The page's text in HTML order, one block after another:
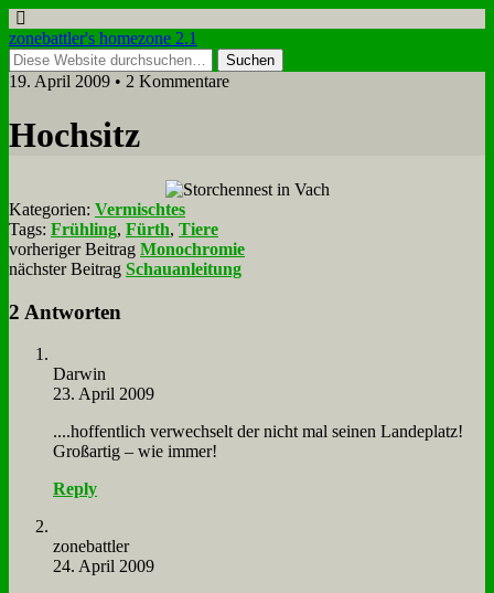
zonebattler's homezone 2.1
19. April 2009 • 2 Kommentare
Hoch­sitz
Kategorien: Vermischtes
Tags: Frühling, Fürth, Tiere
vorheriger Beitrag Monochromie
nächster Beitrag Schauanleitung
2 Antworten
Dar­win
23. April 2009
....hof­fent­lich ver­wech­selt der nicht mal sei­nen Lan­de­platz!
Groß­ar­tig – wie im­mer!
Reply
zone­batt­ler
24. April 2009